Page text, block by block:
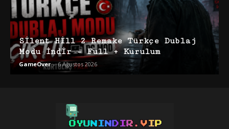
Silent Hill 2 Remake Türkçe Dublaj
Modu İndir – Full + Kurulum
GameOver - 6 Ağustos 2026